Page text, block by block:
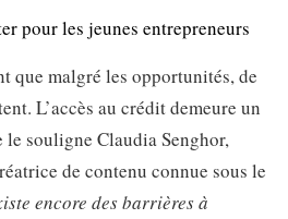
pour les jeunes entrepreneurs
que malgré les opportunités, de
L’accès au crédit demeure un
le souligne Claudia Senghor,
de contenu connue sous le
encore des barrières à